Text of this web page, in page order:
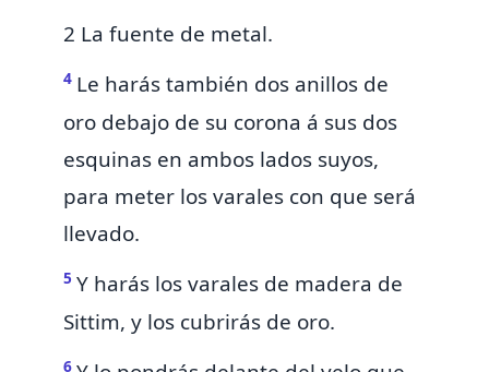
2 La fuente de metal.
4 Le harás también dos anillos de
oro debajo de su corona á sus dos
esquinas en ambos lados suyos,
para meter los varales con que será
llevado.
5 Y harás los varales de madera de
Sittim, y los cubrirás de oro.
6